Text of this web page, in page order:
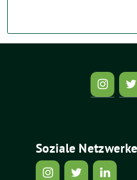
Soziale Netzwerke